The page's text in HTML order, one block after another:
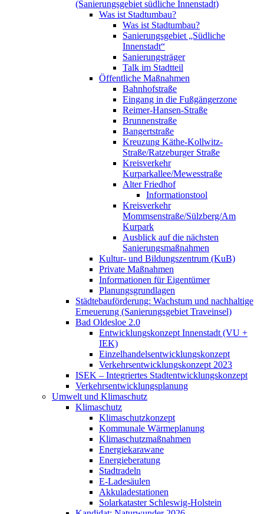
(Sanierungsgebiet südliche Innenstadt)
Was ist Stadtumbau?
Was ist Stadtumbau?
Sanierungsgebiet „Südliche
Innenstadt“
Sanierungsträger
Talk im Stadtteil
Öffentliche Maßnahmen
Bahnhofstraße
Eingang in die Fußgängerzone
Reimer-Hansen-Straße
Brunnenstraße
Bangertstraße
Kreuzung Käthe-Kollwitz-
Straße/Ratzeburger Straße
Kreisverkehr
Kurparkallee/Mewesstraße
Alter Friedhof
Informationstool
Kreisverkehr
Mommsenstraße/Sülzberg/Am
Kurpark
Ausblick auf die nächsten
Sanierungsmaßnahmen
Kultur- und Bildungszentrum (KuB)
Private Maßnahmen
Informationen für Eigentümer
Planungsgrundlagen
Städtebauförderung: Wachstum und nachhaltige
Erneuerung (Sanierungsgebiet Traveinsel)
Bad Oldesloe 2.0
Entwicklungskonzept Innenstadt (VU +
IEK)
Einzelhandels­entwicklungskonzept
Verkehrsentwicklungskonzept 2023
ISEK – Integriertes Stadtentwicklungskonzept
Verkehrsentwicklungsplanung
Umwelt und Klimaschutz
Klimaschutz
Klimaschutzkonzept
Kommunale Wärmeplanung
Klimaschutzmaßnahmen
Energiekarawane
Energieberatung
Stadtradeln
E-Ladesäulen
Akkuladestationen
Solarkataster Schleswig-Holstein